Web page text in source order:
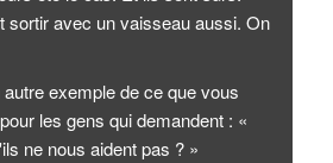
sortir avec un vaisseau aussi. On
autre exemple de ce que vous
les gens qui demandent : «
ne nous aident pas ? »